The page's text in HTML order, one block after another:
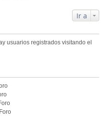
Ir a
usuarios registrados visitando el